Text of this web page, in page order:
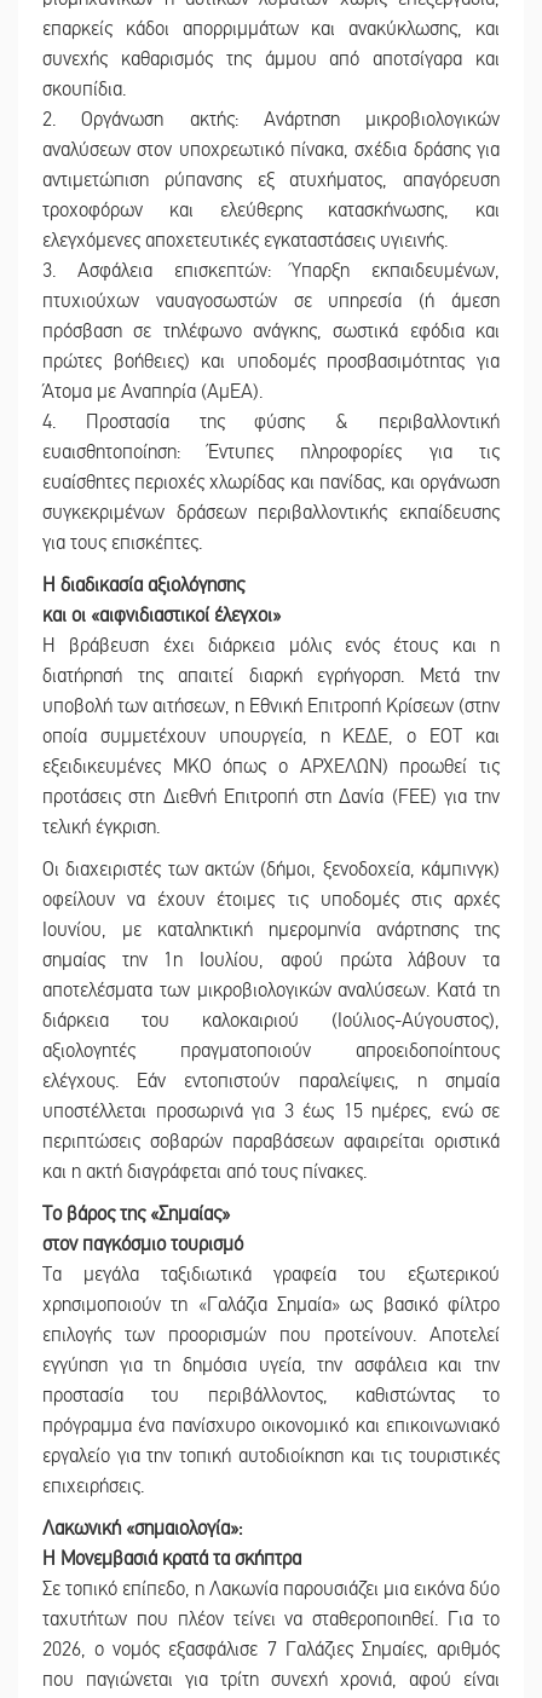
επαρκείς κάδοι απορριμμάτων και ανακύκλωσης, και
συνεχής καθαρισμός της άμμου από αποτσίγαρα και
σκουπίδια.
2. Οργάνωση ακτής: Ανάρτηση μικροβιολογικών
αναλύσεων στον υποχρεωτικό πίνακα, σχέδια δράσης για
αντιμετώπιση ρύπανσης εξ ατυχήματος, απαγόρευση
τροχοφόρων και ελεύθερης κατασκήνωσης, και
ελεγχόμενες αποχετευτικές εγκαταστάσεις υγιεινής.
3. Ασφάλεια επισκεπτών: Ύπαρξη εκπαιδευμένων,
πτυχιούχων ναυαγοσωστών σε υπηρεσία (ή άμεση
πρόσβαση σε τηλέφωνο ανάγκης, σωστικά εφόδια και
πρώτες βοήθειες) και υποδομές προσβασιμότητας για
Άτομα με Αναπηρία (ΑμΕΑ).
4. Προστασία της φύσης & περιβαλλοντική
ευαισθητοποίηση: Έντυπες πληροφορίες για τις
ευαίσθητες περιοχές χλωρίδας και πανίδας, και οργάνωση
συγκεκριμένων δράσεων περιβαλλοντικής εκπαίδευσης
για τους επισκέπτες.
Η διαδικασία αξιολόγησης
και οι «αιφνιδιαστικοί έλεγχοι»
Η βράβευση έχει διάρκεια μόλις ενός έτους και η
διατήρησή της απαιτεί διαρκή εγρήγορση. Μετά την
υποβολή των αιτήσεων, η Εθνική Επιτροπή Κρίσεων (στην
οποία συμμετέχουν υπουργεία, η ΚΕΔΕ, ο ΕΟΤ και
εξειδικευμένες ΜΚΟ όπως ο ΑΡΧΕΛΩΝ) προωθεί τις
προτάσεις στη Διεθνή Επιτροπή στη Δανία (FEE) για την
τελική έγκριση.
Οι διαχειριστές των ακτών (δήμοι, ξενοδοχεία, κάμπινγκ)
οφείλουν να έχουν έτοιμες τις υποδομές στις αρχές
Ιουνίου, με καταληκτική ημερομηνία ανάρτησης της
σημαίας την 1η Ιουλίου, αφού πρώτα λάβουν τα
αποτελέσματα των μικροβιολογικών αναλύσεων. Κατά τη
διάρκεια του καλοκαιριού (Ιούλιος-Αύγουστος),
αξιολογητές πραγματοποιούν απροειδοποίητους
ελέγχους. Εάν εντοπιστούν παραλείψεις, η σημαία
υποστέλλεται προσωρινά για 3 έως 15 ημέρες, ενώ σε
περιπτώσεις σοβαρών παραβάσεων αφαιρείται οριστικά
και η ακτή διαγράφεται από τους πίνακες.
Το βάρος της «Σημαίας»
στον παγκόσμιο τουρισμό
Τα μεγάλα ταξιδιωτικά γραφεία του εξωτερικού
χρησιμοποιούν τη «Γαλάζια Σημαία» ως βασικό φίλτρο
επιλογής των προορισμών που προτείνουν. Αποτελεί
εγγύηση για τη δημόσια υγεία, την ασφάλεια και την
προστασία του περιβάλλοντος, καθιστώντας το
πρόγραμμα ένα πανίσχυρο οικονομικό και επικοινωνιακό
εργαλείο για την τοπική αυτοδιοίκηση και τις τουριστικές
επιχειρήσεις.
Λακωνική «σημαιολογία»:
Η Μονεμβασιά κρατά τα σκήπτρα
Σε τοπικό επίπεδο, η Λακωνία παρουσιάζει μια εικόνα δύο
ταχυτήτων που πλέον τείνει να σταθεροποιηθεί. Για το
2026, ο νομός εξασφάλισε 7 Γαλάζιες Σημαίες, αριθμός
που παγιώνεται για τρίτη συνεχή χρονιά, αφού είναι